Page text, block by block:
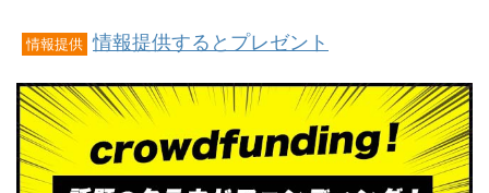
情報提供 情報提供するとプレゼント